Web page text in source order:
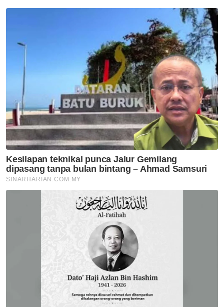
Sembilan dalam saingan Piala Malaysia pada
Bekas penjaga gol kebangsaan itu
menghembuskan nafas terakhir di rumahnya
di Kampung Bukit Tunggal, Kuala
Terengganu.
Jacky Ng Kiat Kee, 25
Pemain bola keranjang kebangsaan, Jacky
Ng Kiat Kee, 25, meninggal dunia dipercayai
akibat sakit jantung ketika menyertai satu
kejohanan jemputan di China pada 28 Julai
2013.
Perkara itu disahkan Setiausaha Agung
Persatuan Bola Keranjang Kebangsaan pada
ketika itu, Chey Tat Woon.
Beliau berkata mendiang dilaporkan pengsan
ketika berada di bangku pemain simpanan
pada kira-kira 4.30 petang waktu tempatan